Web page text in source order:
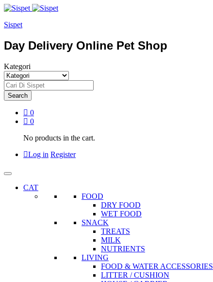
Sispet
Day Delivery Online Pet Shop
Kategori
Search
0
0
No products in the cart.
Log in Register
CAT
FOOD
DRY FOOD
WET FOOD
SNACK
TREATS
MILK
NUTRIENTS
LIVING
FOOD & WATER ACCESSORIES
LITTER / CUSHION